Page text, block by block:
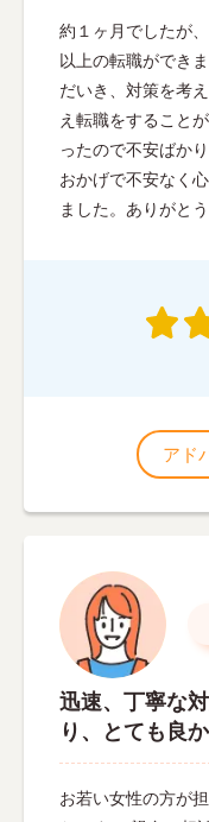
約１ヶ月でしたが
以上の転職ができ
だいき、対策を考
え転職をすること
ったので不安ばか
おかげで不安なく
ました。ありがと
アド
迅速、丁寧な
り、とても良か
お若い女性の方が